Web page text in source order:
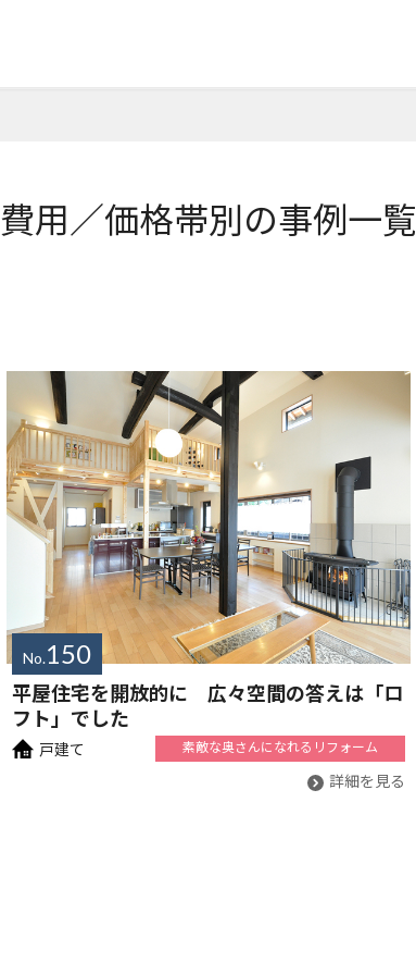
費用／価格帯別の事例一覧
No.150
平屋住宅を開放的に 広々空間の答えは「ロ
フト」でした
戸建て 素敵な奥さんになれるリフォーム
詳細を見る